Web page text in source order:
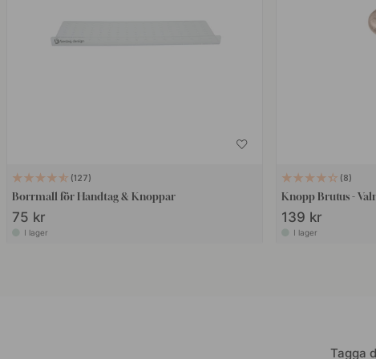
127
Borrmall för Handtag & Knoppar
75 kr
I lager
8
Knopp Brutus -
139 kr
I lager
Tagga